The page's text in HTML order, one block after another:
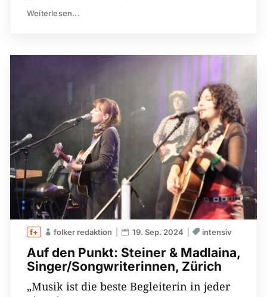
Weiterlesen...
Auf den Punkt: Steiner & Madlaina,
Singer/Songwriterinnen, Zürich
folker redaktion 19. Sep. 2024 intensiv
„Musik ist die beste Begleiterin in jeder